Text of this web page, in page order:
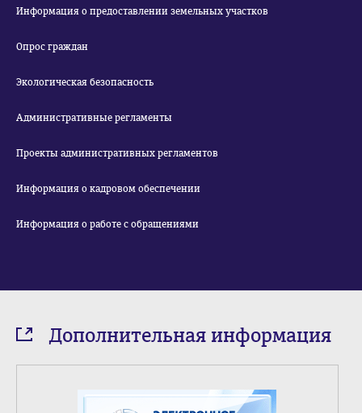
Информация о предоставлении земельных участков
Опрос граждан
Экологическая безопасность
Административные регламенты
Проекты административных регламентов
Информация о кадровом обеспечении
Информация о работе с обращениями
Дополнительная информация